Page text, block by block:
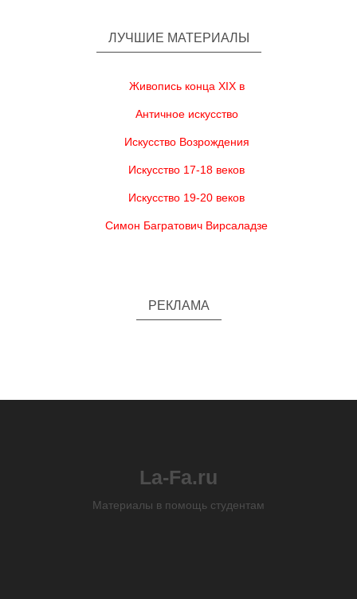
ЛУЧШИЕ МАТЕРИАЛЫ
Живопись конца XIX в
Античное искусство
Искусство Возрождения
Искусство 17-18 веков
Искусство 19-20 веков
Симон Багратович Вирсаладзе
РЕКЛАМА
La-Fa.ru
Материалы в помощь студентам